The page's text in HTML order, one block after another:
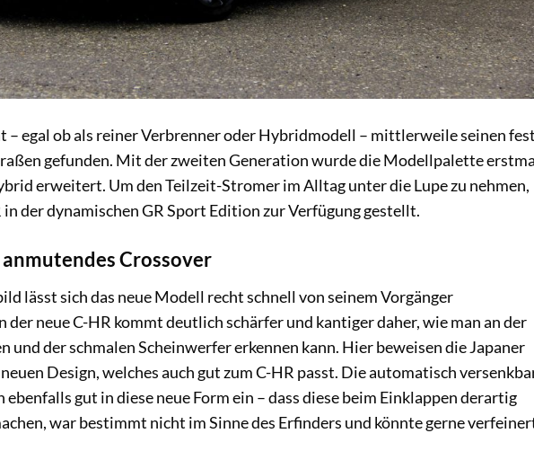
– egal ob als reiner Verbrenner oder Hybridmodell – mittlerweile seinen
gefunden. Mit der zweiten Generation wurde die Modellpalette
erweitert. Um den Teilzeit-Stromer im Alltag unter die Lupe zu nehmen,
in der dynamischen GR Sport Edition zur Verfügung gestellt.
Crossover
lässt sich das neue Modell recht schnell von seinem Vorgänger
der neue C-HR kommt deutlich schärfer und kantiger daher, wie man an der
und der schmalen Scheinwerfer erkennen kann. Hier beweisen die Japaner
Design, welches auch gut zum C-HR passt. Die automatisch
gut in diese neue Form ein – dass diese beim Einklappen derartig
war bestimmt nicht im Sinne des Erfinders und könnte gerne